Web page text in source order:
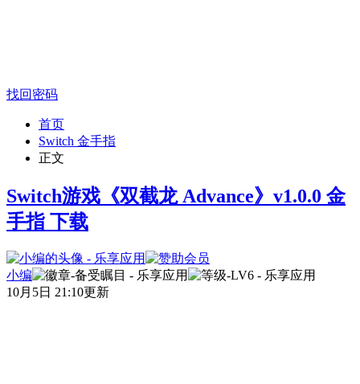
找回密码
首页
Switch 金手指
正文
Switch游戏《双截龙 Advance》v1.0.0 金
手指 下载
小编
10月5日 21:10更新